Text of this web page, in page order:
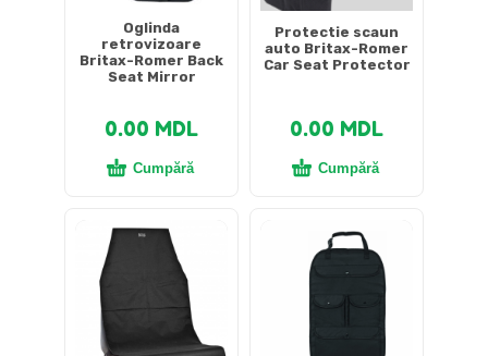
Oglinda
retrovizoare
Britax-Romer Back
Seat Mirror
0.00 MDL
Cumpără
Protectie scaun
auto Britax-Romer
Car Seat Protector
0.00 MDL
Cumpără